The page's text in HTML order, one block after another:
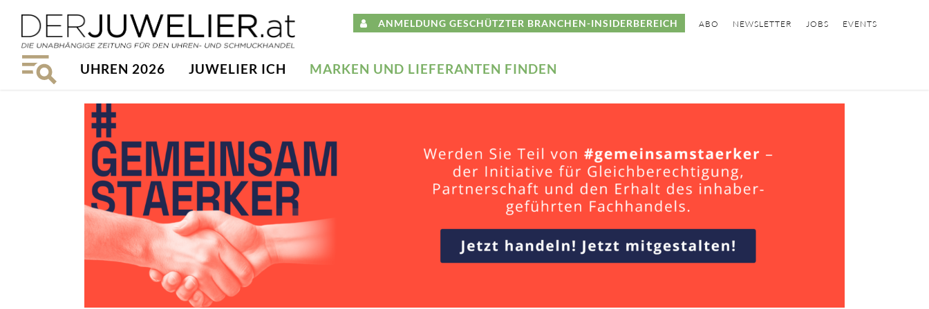
ANMELDUNG GESCHÜTZTER BRANCHEN-INSIDERBEREICH ABO NEWSLETTER JOBS EVENTS
UHREN 2026 JUWELIER ICH MARKEN UND LIEFERANTEN FINDEN